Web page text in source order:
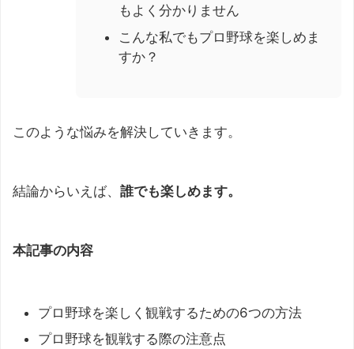
もよく分かりません
こんな私でもプロ野球を楽しめま
すか？
このような悩みを解決していきます。
結論からいえば、 誰でも楽しめます。
本記事の内容
プロ野球を楽しく観戦するための6つの方法
プロ野球を観戦する際の注意点